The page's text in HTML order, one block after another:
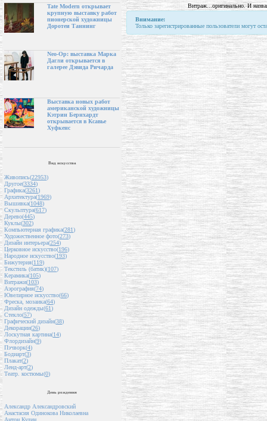
Tate Modern открывает
крупную выставку работ
пионерской художницы
Доротеи Таннинг
Neo-Op: выставка Марка
Дагли открывается в
галерее Дэвида Ричарда
Выставка новых работ
американской художницы
Кэтрин Бернхардт
открывается в Ксавье
Хуфкенс
Вид искусства
Живопись(22953)
Другое(3334)
Графика(3261)
Архитектура(1969)
Вышивка(1048)
Скульптура(617)
Дерево(445)
Куклы(302)
Компьютерная графика(281)
Художественное фото(273)
Дизайн интерьера(254)
Церковное искусство(196)
Народное искусство(193)
Бижутерия(119)
Текстиль (батик)(107)
Керамика(105)
Витражи(103)
Аэрография(74)
Ювелирное искусство(66)
Фреска, мозаика(64)
Дизайн одежды(61)
Стекло(57)
Графический дизайн(38)
Декорации(26)
Лоскутная картина(14)
Флордизайн(9)
Пэчворк(4)
Бодиарт(3)
Плакат(2)
Ленд-арт(2)
Театр. костюмы(0)
День рождения
Александр Александровский
Анастасия Одинокова Николаевна
Витраж...оригинально. И
Внимание:
Только зарегистрированные пользователи могут